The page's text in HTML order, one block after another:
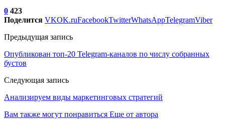
0 423
Поделится VKOK.ruFacebookTwitterWhatsAppTelegramViber
Предыдущая запись
Опубликован топ-20 Telegram-каналов по числу собранных
бустов
Следующая запись
Анализируем виды маркетинговых стратегий
Вам также могут понравиться Еще от автора